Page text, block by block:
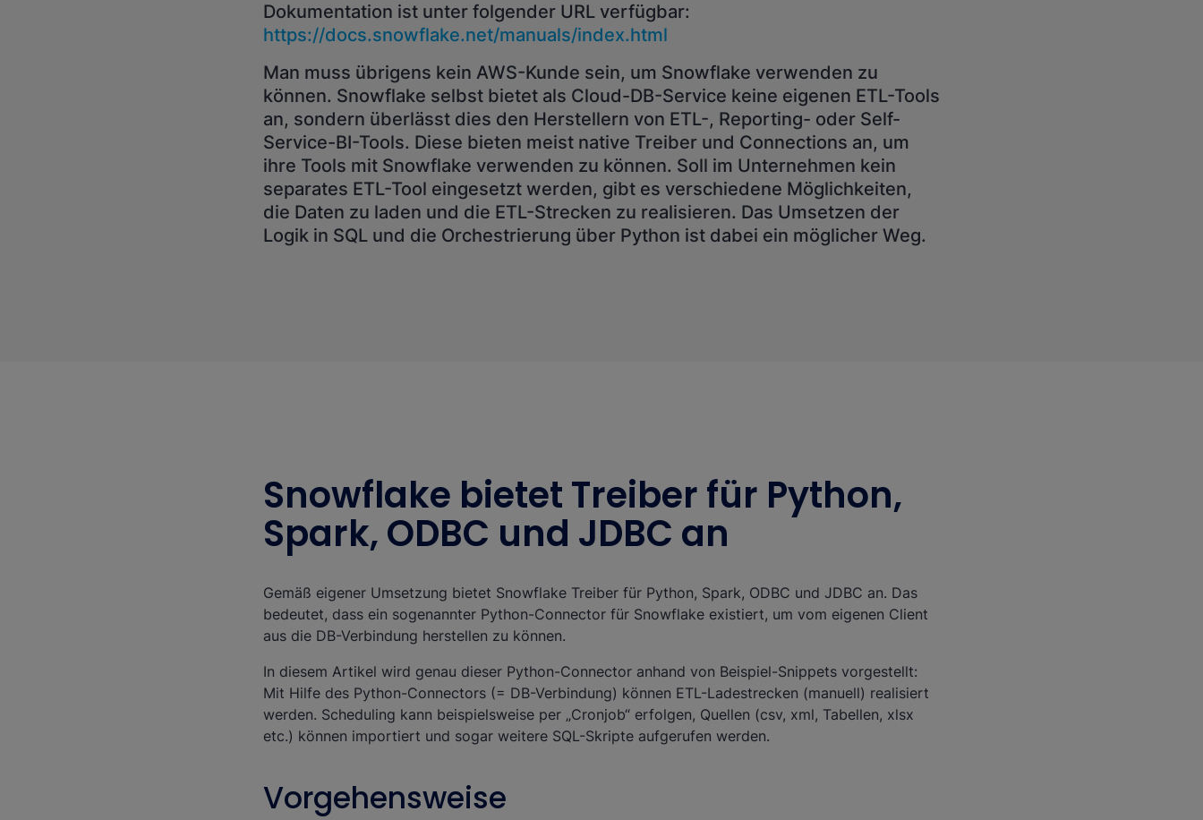
Dokumentation ist unter folgender URL verfügbar:
https://docs.snowflake.net/manuals/index.html
Man muss übrigens kein AWS-Kunde sein, um Snowflake verwenden zu
können. Snowflake selbst bietet als Cloud-DB-Service keine eigenen ETL-Tools
an, sondern überlässt dies den Herstellern von ETL-, Reporting- oder Self-
Service-BI-Tools. Diese bieten meist native Treiber und Connections an, um
ihre Tools mit Snowflake verwenden zu können. Soll im Unternehmen kein
separates ETL-Tool eingesetzt werden, gibt es verschiedene Möglichkeiten,
die Daten zu laden und die ETL-Strecken zu realisieren. Das Umsetzen der
Logik in SQL und die Orchestrierung über Python ist dabei ein möglicher Weg.
Snowflake bietet Treiber für Python,
Spark, ODBC und JDBC an
Gemäß eigener Umsetzung bietet Snowflake Treiber für Python, Spark, ODBC und JDBC an. Das
bedeutet, dass ein sogenannter Python-Connector für Snowflake existiert, um vom eigenen Client
aus die DB-Verbindung herstellen zu können.
In diesem Artikel wird genau dieser Python-Connector anhand von Beispiel-Snippets vorgestellt:
Mit Hilfe des Python-Connectors (= DB-Verbindung) können ETL-Ladestrecken (manuell) realisiert
werden. Scheduling kann beispielsweise per „Cronjob“ erfolgen, Quellen (csv, xml, Tabellen, xlsx
etc.) können importiert und sogar weitere SQL-Skripte aufgerufen werden.
Vorgehensweise